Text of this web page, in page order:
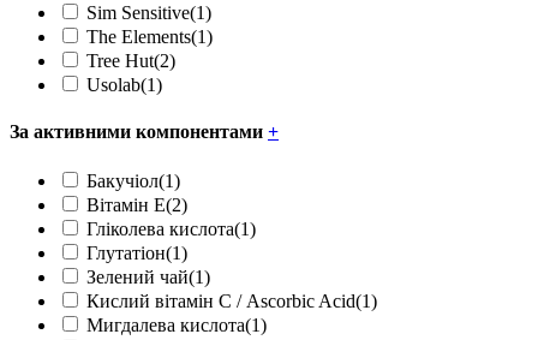
Sim Sensitive(1)
The Elements(1)
Tree Hut(2)
Usolab(1)
За активними компонентами +
Бакучіол(1)
Вітамін Е(2)
Гліколева кислота(1)
Глутатіон(1)
Зелений чай(1)
Кислий вітамін С / Ascorbic Acid(1)
Мигдалева кислота(1)